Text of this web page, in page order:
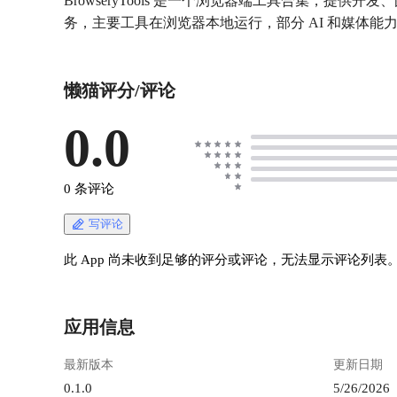
务，主要工具在浏览器本地运行，部分 AI 和媒体能
懒猫评分/评论
0.0
0 条评论
写评论
此 App 尚未收到足够的评分或评论，无法显示评论列表
应用信息
最新版本
0.1.0
更新日期
5/26/2026